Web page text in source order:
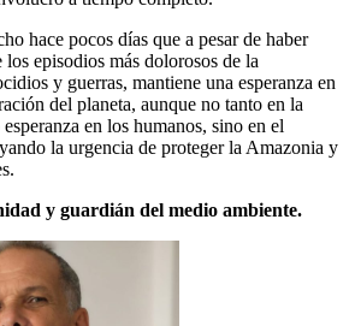
hace pocos días que a pesar de haber
episodios más dolorosos de la
y guerras, mantiene una esperanza en
del planeta, aunque no tanto en la
en los humanos, sino en el
la urgencia de proteger la Amazonia y
y guardián del medio ambiente.